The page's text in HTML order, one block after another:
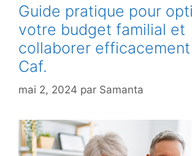
Guide pratique pour
votre budget familial et
collaborer
Caf.
mai 2, 2024 par Samanta